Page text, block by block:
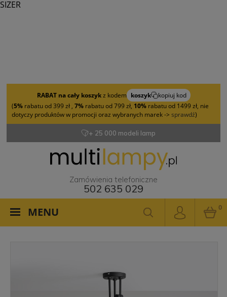
RABAT na cały koszykz kodem koszyk
kopiuj kod
(5% rabatu od 399 zł , 7% rabatu od 799 zł, 10% rabatu od 1499 zł, nie
dotyczy produktów w promocji oraz wybranych marek -> sprawdź)
+ 25 000 modeli lamp
Zamówienia telefoniczne
502 635 029
MENU 0
SIZER